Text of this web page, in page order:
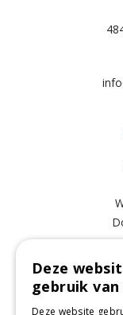
Deze
gebruik
Deze website